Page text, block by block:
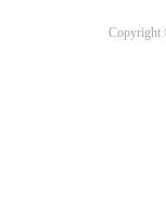
Copyright